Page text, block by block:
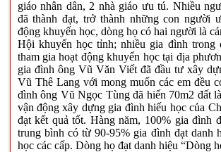
giáo nhân dân, 2 nhà giáo ưu tú. Nhiều
đã thành đạt, trở thành những con người
động khuyến học, dòng họ có hai người là
Hội khuyến học tỉnh; nhiều gia đình trong
tham gia hoạt động khuyến học tại địa
gia đình ông Vũ Văn Viết đã đầu tư xây
Vũ Thê Lang với mong muốn các em đều
đình ông Vũ Ngọc Tùng đã hiến 70m2 đất
vận động xây dựng gia đình hiếu học của
đạt kết quả tốt. Hàng năm, 100% gia đình
trung bình có từ 90-95% gia đình đạt danh
học các cấp. Dòng họ đạt danh hiệu “Dòng